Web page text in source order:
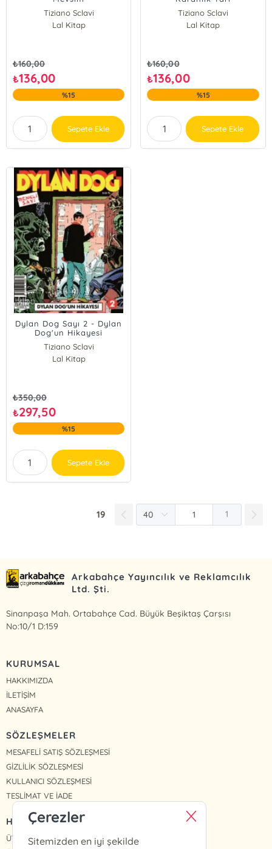
Tiziano Sclavi
Lal Kitap
₺160,00
₺136,00
%15
Sepete Ekle
Tiziano Sclavi
Lal Kitap
₺160,00
₺136,00
%15
Sepete Ekle
Dylan Dog Sayı 2 - Dylan
Dog'un Hikayesi
Tiziano Sclavi
Lal Kitap
₺350,00
₺297,50
%15
Sepete Ekle
19 1
Arkabahçe Yayıncılık ve Reklamcılık
Ltd. Şti.
Sinanpaşa Mah. Ortabahçe Cad. Büyük Beşiktaş Çarşısı
No:10/1 D:159
KURUMSAL
HAKKIMIZDA
İLETİŞİM
ANASAYFA
SÖZLEŞMELER
MESAFELİ SATIŞ SÖZLEŞMESİ
GİZLİLİK SÖZLEŞMESİ
KULLANICI SÖZLEŞMESİ
TESLİMAT VE İADE
HIZLI ERİŞİM
ÜYE OL
Çerezler
Sitemizden en iyi şekilde